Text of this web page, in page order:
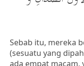
Sebab itu, mereka
(sesuatu yang
ada empat macam,